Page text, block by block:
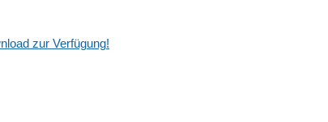
zur Verfügung!